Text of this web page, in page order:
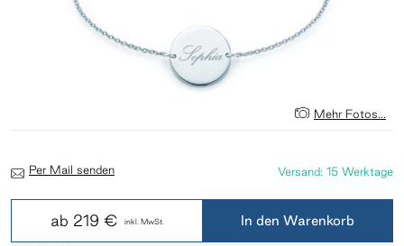
Mehr Fotos...
ab 219 € inkl. MwSt.
Versand: 15 Werktage
Per Mail senden
In den Warenkorb